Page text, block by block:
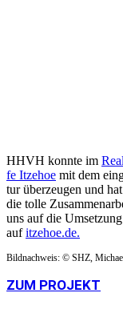
HHVH konn­te im
fe Itze­hoe mit dem
tur über­zeu­gen und
die tolle
uns auf die
aufitze​hoe​.de.
Bild­nach­weis: © SHZ,
ZUM PROJEKT